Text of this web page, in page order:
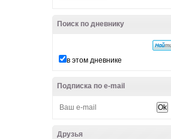
Поиск по дневнику
в этом дневнике
Подписка по e-mail
Друзья